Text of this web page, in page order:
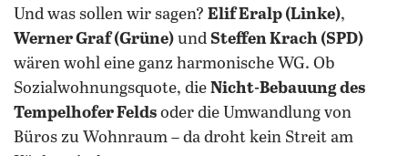
Und was sollen wir sagen? Elif Eralp (Linke),
Werner Graf (Grüne) und Steffen Krach (SPD)
wären wohl eine ganz harmonische WG. Ob
Sozialwohnungsquote, die Nicht-Bebauung des
Tempelhofer Felds oder die Umwandlung von
Büros zu Wohnraum – da droht kein Streit am